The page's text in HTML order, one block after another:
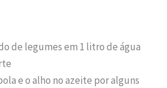
de legumes em 1 litro de água
e o alho no azeite por alguns